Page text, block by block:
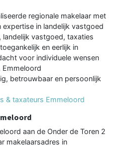
regionale makelaar met
in landelijk vastgoed
landelijk vastgoed, taxaties
en eerlijk in
voor individuele wensen
Emmeloord
betrouwbaar en persoonlijk
& taxateurs Emmeloord
aan de Onder de Toren 2
makelaarsadres in